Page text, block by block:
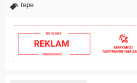
tepe